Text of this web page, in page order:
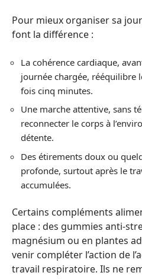
Pour mieux organiser sa
font la différence :
La cohérence cardiaque,
journée chargée, rééquilibre
fois cinq minutes.
Une marche attentive, sans
reconnecter le corps à
détente.
Des étirements doux ou
profonde, surtout après le
accumulées.
Certains compléments
place : des gummies anti-
magnésium ou en plantes
venir compléter l’action de
travail respiratoire. Ils ne